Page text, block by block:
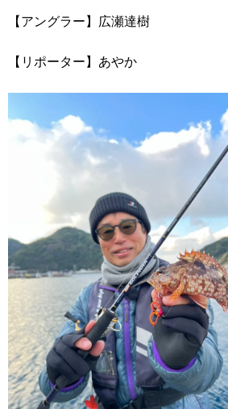
【アングラー】広瀬達樹
【リポーター】あやか